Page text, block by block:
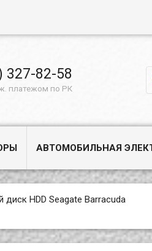
327-82-58
платежом по РК
АВТОМОБИЛЬНАЯ
диск HDD Seagate Barracuda